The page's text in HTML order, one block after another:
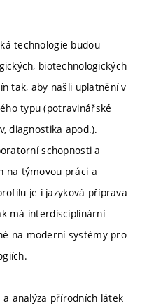
technologie budou
biotechnologických
tak, aby našli uplatnění v
typu (potravinářské
diagnostika apod.).
schopnosti a
na týmovou práci a
je i jazyková příprava
má interdisciplinární
na moderní systémy pro
analýza přírodních látek